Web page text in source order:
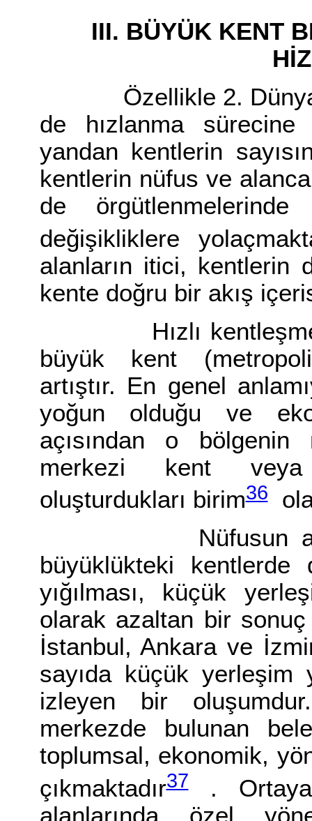
III. BÜYÜK KENT
Özellikle 2. Dünya
de hızlanma
yandan kentlerin
kentlerin nüfus ve
de
değişikliklere
alanların itici, kentlerin
kente doğru bir akış
Hızlı kentleşmenin
büyük kent
artıştır. En genel
yoğun olduğu ve
açısından o bölgenin
merkezi kent veya
oluşturdukları birim36
Nüfusun artan
büyüklükteki
yığılması, küçük
olarak azaltan bir sonuç
İstanbul, Ankara ve
sayıda küçük
izleyen bir
merkezde bulunan
toplumsal, ekonomik,
çıkmaktadır37. Ortaya
alanlarında özel